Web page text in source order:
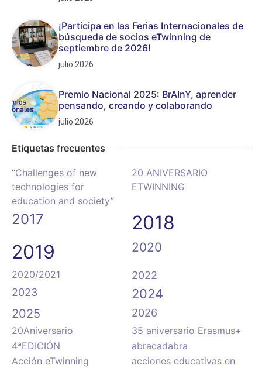
¡Participa en las Ferias Internacionales de
búsqueda de socios eTwinning de
septiembre de 2026!
julio 2026
Premio Nacional 2025: BrAInY, aprender
pensando, creando y colaborando
julio 2026
Etiquetas frecuentes
“Challenges of new
technologies for
education and society”
20 ANIVERSARIO
ETWINNING
2017
2018
2019
2020
2020/2021
2022
2023
2024
2025 2026
20Aniversario
35 aniversario Erasmus+
4ªEDICIÓN
abracadabra
Acción eTwinning
acciones educativas en